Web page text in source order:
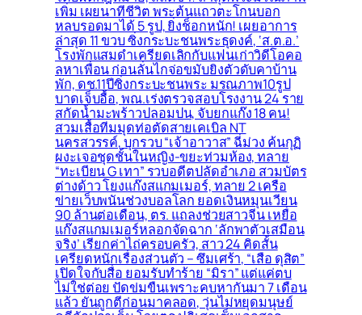
เพิ่ม เผยนาทีชีวิต พระต้นแถวตะโกนบอก
หลบรอดมาได้ 5 รูป, ยิ่งช็อกหนัก! เผยอาการ
ล่าสุด 11 ขวบ ซิ่งกระบะชนพระธุดงค์, ‘ส.ต.อ.’
โรงพักแสมดำเครียดเลิกกับแฟนเก่าวิดีโอคอ
ลหาเพื่อน ก่อนลั่นไกจ่อขมับยิงตัวดับคาบ้าน
พัก, ดช.11ปีซิ่งกระบะชนพระ มรณภาพ10รูป
บาดเจ็บอื้อ, พณ.เร่งตรวจสอบโรงงาน 24 ราย
สกัดน้ำมะพร้าวปลอมปน, จับยกแก๊ง 18 คน!
สวมเสื้อทีมมุดท่อตัดสายเคเบิล NT
นครสวรรค์, บุกรวบ “เจ้าอาวาส” ฉี่ม่วง ค้นกุฏิ
ผงะเจอชุดชั้นในหญิง-ขยะท่วมห้อง, ทลาย
“ทะเบียน G เทา” รวบอดีตปลัดอำเภอ สวมบัตร
ต่างด้าว โยงแก๊งสแกมเมอร์, ทลาย 2 เครือ
ข่ายเว็บพนันช่วงบอลโลก ยอดเงินหมุนเวียน
90 ล้านต่อเดือน, ตร. แถลงช่วยสาวจีน เหยื่อ
แก๊งสแกมเมอร์หลอกจัดฉาก ‘ลักพาตัวเสมือน
จริง’ เรียกค่าไถ่ครอบครัว, สาว 24 คิดสั้น
เครียดหนักเรื่องส่วนตัว – ซึมเศร้า, “เสือ ดุสิต”
เปิดใจกับสื่อ ยอมรับทำร้าย “มิรา” แต่แค่ตบ
ไม่ใช่ต่อย ปัดข่มขืนเพราะคบหากันมา 7 เดือน
แล้ว ยันถูกตีก่อนมาคลอด, วุ่นไม่หยุดมนุษย์